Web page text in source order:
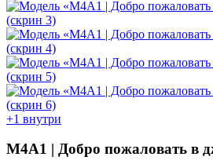
+1 внутри
М4А1 | Добро пожаловать в